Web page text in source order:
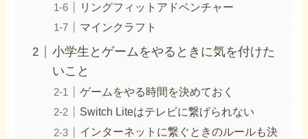
リングフィットアドベンチャー
マインクラフト
小学生とゲームをやるときに気を付けた
いこと
ゲームをやる時間を決めておく
Switch Liteはテレビに繋げられない
インターネットに繋ぐときのルールも決